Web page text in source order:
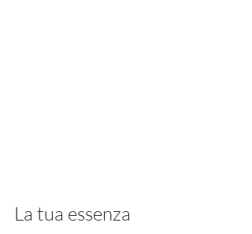
La tua essenza